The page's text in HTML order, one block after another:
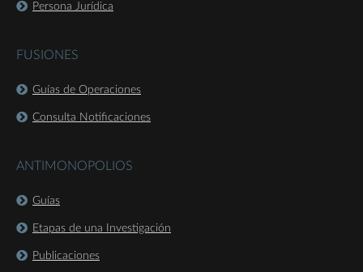
Persona Jurídica
FUSIONES
Guías de Operaciones
Consulta Notificaciones
ANTIMONOPOLIOS
Guías
Etapas de una Investigación
Publicaciones